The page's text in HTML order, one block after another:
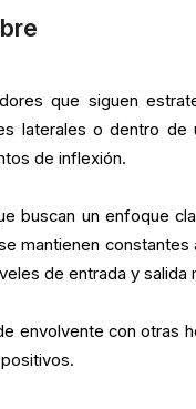
que siguen
laterales o dentro de
de inflexión.
buscan un enfoque
mantienen
de entrada y salida
envolvente con otras